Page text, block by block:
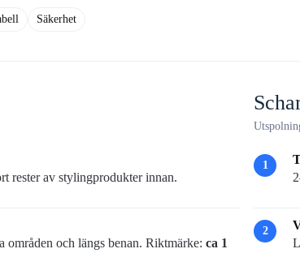
Säkerhet
rester av stylingprodukter innan.
områden och längs benan. Riktmärke: ca 1
1
2